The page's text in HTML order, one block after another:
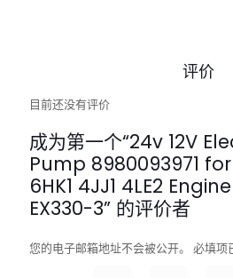
评价
目前还没有评价
成为第一个“24v 12V
Pump 8980093971 for
6HK1 4JJ1 4LE2
EX330-3” 的评价者
您的电子邮箱地址不会被公开。 必填项